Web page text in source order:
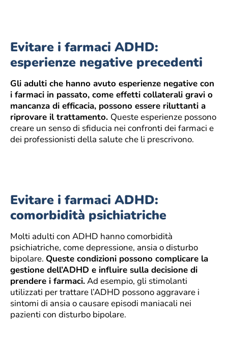
Evitare i farmaci ADHD:
esperienze negative precedenti
Gli adulti che hanno avuto esperienze negative con
i farmaci in passato, come effetti collaterali gravi o
mancanza di efficacia, possono essere riluttanti a
riprovare il trattamento. Queste esperienze possono
creare un senso di sfiducia nei confronti dei farmaci e
dei professionisti della salute che li prescrivono.
Evitare i farmaci ADHD:
comorbidità psichiatriche
Molti adulti con ADHD hanno comorbidità
psichiatriche, come depressione, ansia o disturbo
bipolare. Queste condizioni possono complicare la
gestione dell’ADHD e influire sulla decisione di
prendere i farmaci.Ad esempio, gli stimolanti
utilizzati per trattare l’ADHD possono aggravare i
sintomi di ansia o causare episodi maniacali nei
pazienti con disturbo bipolare.